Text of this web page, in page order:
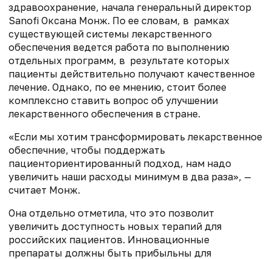
здравоохранение, начала генеральный директор
Sanofi Оксана Монж. По ее словам, в рамках
существую­щей системы лекарственного
обеспечения ведется работа по выполнению
отдельных программ, в результате которых
пациенты действительно получают качественное
лечение. Однако, по ее мнению, стоит более
комплекс­но ставить вопрос об улучшении
лекарственного обеспечения в стране.
«Если мы хотим трансформировать лекарственное
обеспечние, чтобы поддержать
пациенториентированный подход, нам надо
увеличить наши расходы минимум в два раза», —
считает Монж.
Она отдельно отметила, что это позволит
увеличить доступность новых терапий для
российских пациентов. Инновационные
препараты должны быть прибыльны для